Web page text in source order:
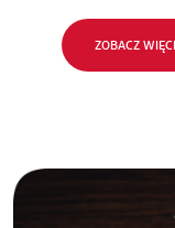
ZOBACZ